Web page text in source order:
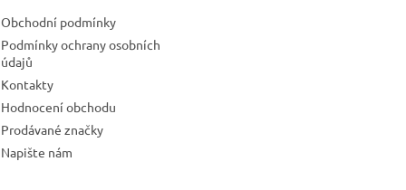
Obchodní podmínky
Podmínky ochrany osobních
údajů
Kontakty
Hodnocení obchodu
Prodávané značky
Napište nám